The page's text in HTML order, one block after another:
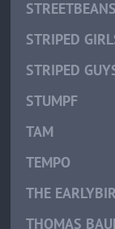
STREETBEANS
STRIPED
STRIPED
STUMPF
TAM
TEMPO
THE
THOMAS